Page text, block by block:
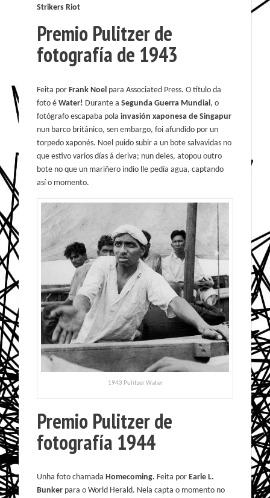
Strikers Riot
Premio Pulitzer de
fotografía de 1943
Feita por Frank Noel para Associated Press. O título da
foto éWater! Durante aSegunda Guerra Mundial , o
fotógrafo escapaba pola invasión xaponesa de Singapur
nun barco británico, sen embargo, foi afundido por un
torpedo xaponés. Noel puido subir a un bote salvavidas no
que estivo varios días á deriva; nun deles, atopou outro
bote no que un mariñero indio lle pedía agua, captando
así o momento.
1943 Pulitzer Water
Premio Pulitzer de
fotografía 1944
Unha foto chamadaHomecoming. Feita por Earle L.
Bunker para o World Herald. Nela capta o momento no